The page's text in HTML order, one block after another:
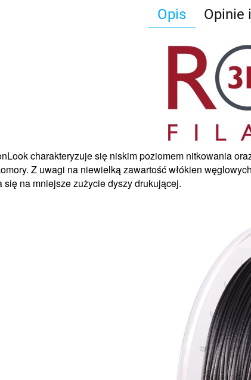
Opis Opinie
charakteryzuje się niskim poziomem nitkowania
Z uwagi na niewielką zawartość włókien
się na mniejsze zużycie dyszy drukującej.